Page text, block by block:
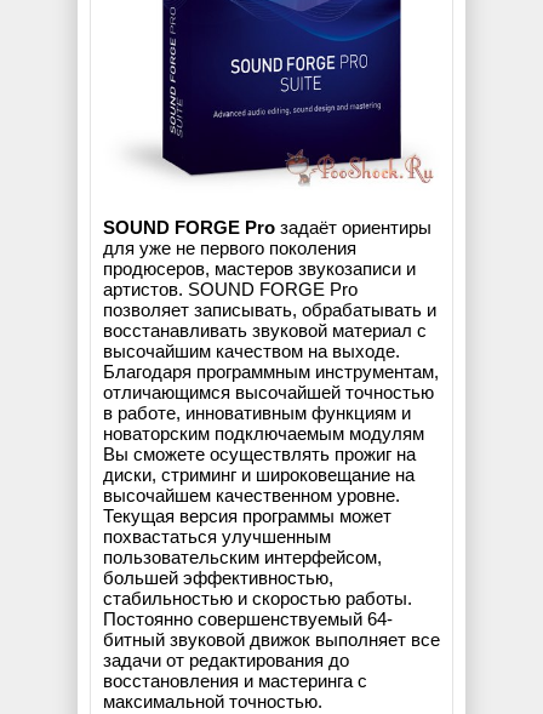
SOUND FORGE Pro задаёт ориентиры
для уже не первого поколения
продюсеров, мастеров звукозаписи и
артистов. SOUND FORGE Pro
позволяет записывать, обрабатывать и
восстанавливать звуковой материал с
высочайшим качеством на выходе.
Благодаря программным инструментам,
отличающимся высочайшей точностью
в работе, инновативным функциям и
новаторским подключаемым модулям
Вы сможете осуществлять прожиг на
диски, стриминг и широковещание на
высочайшем качественном уровне.
Текущая версия программы может
похвастаться улучшенным
пользовательским интерфейсом,
большей эффективностью,
стабильностью и скоростью работы.
Постоянно совершенствуемый 64-
битный звуковой движок выполняет все
задачи от редактирования до
восстановления и мастеринга с
максимальной точностью.